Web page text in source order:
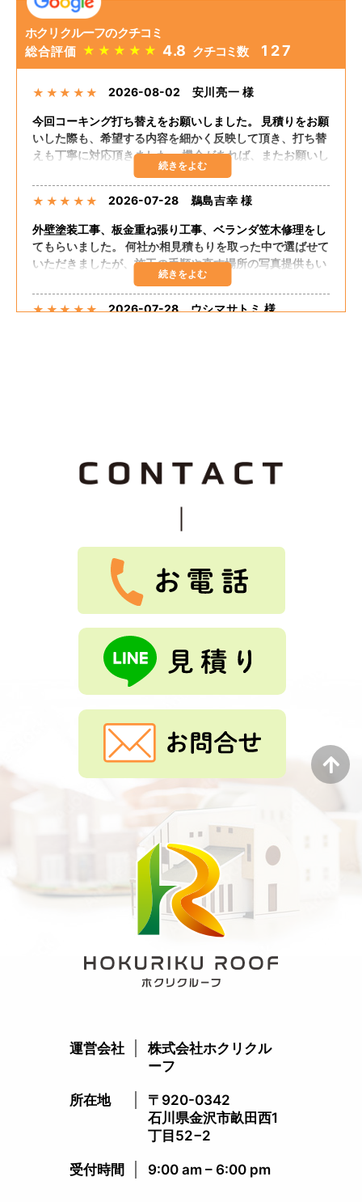
ホクリクルーフのクチコミ
総合評価 ★ ★ ★ ★ ★ 4.8 クチコミ数 127
★ ★ ★ ★ ★ 2026-08-02 安川亮一 様
今回コーキング打ち替えをお願いしました。 見積りをお願
いした際も、希望する内容を細かく反映して頂き、打ち替
えも丁寧に対応頂きました。 機会があれば、またお願いし
★ ★ ★ ★ ★ 2026-07-28 鵜島吉幸 様
外壁塗装工事、板金重ね張り工事、ベランダ笠木修理をし
てもらいました。 何社か相見積もりを取った中で選ばせて
いただきましたが、施工の手順や直す場所の写真提供もい
ただき、自分の直してほしいところも聞いてくださりまし
た。 追加の工事もしてくださり、思った予算で出来まし
た。 嬉しく思います。 担当の方が話しやすく足繁く来て
★★★★★ 2026-07-28 ウシマサトミ 様
た。親切な説明、保証良く、料金も安かったです。
綺麗になりました。ありがとうございました。
もっと見る
運営会社
株式会社ホクリクル
ーフ
所在地
〒920-0342
石川県金沢市畝田西1
丁目52−2
受付時間​ 9:00 am – 6:00 pm​